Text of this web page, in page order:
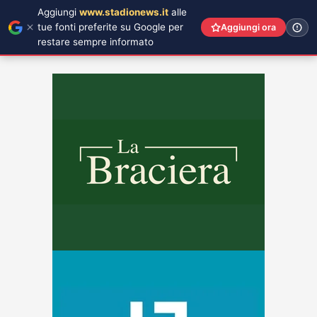
Aggiungi www.stadionews.it alle
tue fonti preferite su Google per
restare sempre informato
Aggiungi ora